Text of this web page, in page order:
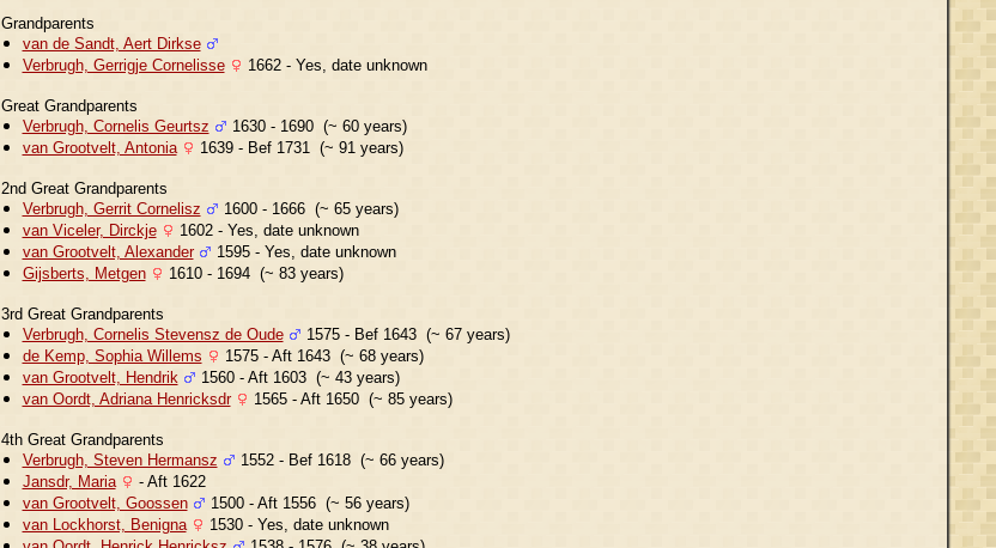
Grandparents
van de Sandt, Aert Dirkse
Verbrugh, Gerrigje Cornelisse
1662 - Yes, date unknown
Great Grandparents
Verbrugh, Cornelis Geurtsz
1630 - 1690 (~ 60 years)
van Grootvelt, Antonia
1639 - Bef 1731 (~ 91 years)
2nd Great Grandparents
Verbrugh, Gerrit Cornelisz
1600 - 1666 (~ 65 years)
van Viceler, Dirckje
1602 - Yes, date unknown
van Grootvelt, Alexander
1595 - Yes, date unknown
Gijsberts, Metgen
1610 - 1694 (~ 83 years)
3rd Great Grandparents
Verbrugh, Cornelis Stevensz de Oude
1575 - Bef 1643 (~ 67 years)
de Kemp, Sophia Willems
1575 - Aft 1643 (~ 68 years)
van Grootvelt, Hendrik
1560 - Aft 1603 (~ 43 years)
van Oordt, Adriana Henricksdr
1565 - Aft 1650 (~ 85 years)
4th Great Grandparents
Verbrugh, Steven Hermansz
1552 - Bef 1618 (~ 66 years)
Jansdr, Maria
- Aft 1622
van Grootvelt, Goossen
1500 - Aft 1556 (~ 56 years)
van Lockhorst, Benigna
1530 - Yes, date unknown